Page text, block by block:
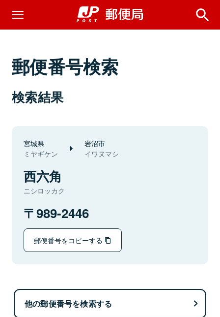
郵便番号検索
検索結果
宮城県
ミヤギケン
岩沼市
イワヌマシ
西六角
ニシロッカク
989-2446
郵便番号をコピーする
他の郵便番号を検索する